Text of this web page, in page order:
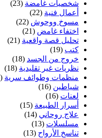
شخصيات غامضة (23)
أعمال فنية (22)
مسوخ ووحوش (22)
اختفاء غامض (21)
تحليل قصة واقعية (21)
كتب (19)
خروج من الجسد (18)
نظريات غير تقليدية (18)
منظمات وطوائف سرية (17)
شياطين (16)
لعنات (16)
أسرار الطبيعة (15)
علاج روحاني (14)
مسلسلات (13)
تناسخ الأرواح (13)